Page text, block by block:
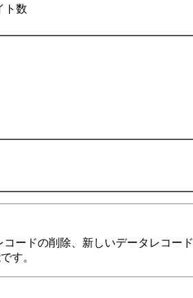
ト数
ードの削除、新しいデータレコー
す。